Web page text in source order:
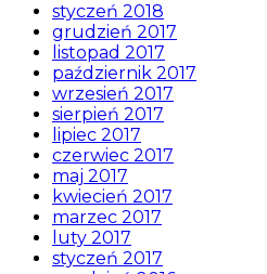
styczeń 2018
grudzień 2017
listopad 2017
październik 2017
wrzesień 2017
sierpień 2017
lipiec 2017
czerwiec 2017
maj 2017
kwiecień 2017
marzec 2017
luty 2017
styczeń 2017